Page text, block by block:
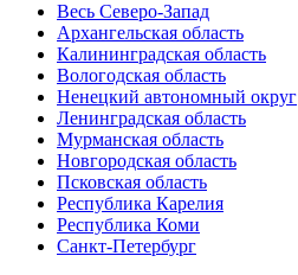
Весь Северо-Запад
Архангельская область
Калининградская область
Вологодская область
Ненецкий автономный округ
Ленинградская область
Мурманская область
Новгородская область
Псковская область
Республика Карелия
Республика Коми
Санкт-Петербург